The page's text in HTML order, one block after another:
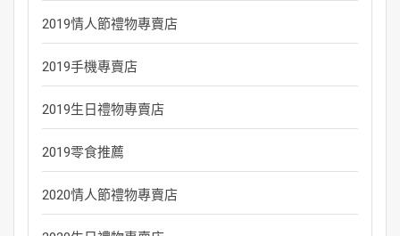
2019情人節禮物專賣店
2019手機專賣店
2019生日禮物專賣店
2019零食推薦
2020情人節禮物專賣店